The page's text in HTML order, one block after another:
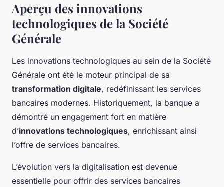
Aperçu des innovations
technologiques de la Société
Générale
Les innovations technologiques au sein de la Société
Générale ont été le moteur principal de sa
transformation digitale, redéfinissant les services
bancaires modernes. Historiquement, la banque a
démontré un engagement fort en matière
d’innovations technologiques, enrichissant ainsi
l’offre de services bancaires.
L’évolution vers la digitalisation est devenue
essentielle pour offrir des services bancaires